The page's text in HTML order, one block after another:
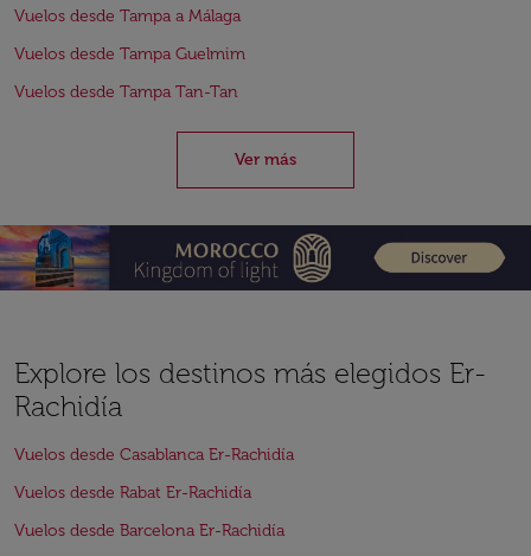
Vuelos desde Tampa a Málaga
Vuelos desde Tampa Guelmim
Vuelos desde Tampa Tan-Tan
Ver más
Explore los destinos más elegidos Er-
Rachidía
Vuelos desde Casablanca Er-Rachidía
Vuelos desde Rabat Er-Rachidía
Vuelos desde Barcelona Er-Rachidía